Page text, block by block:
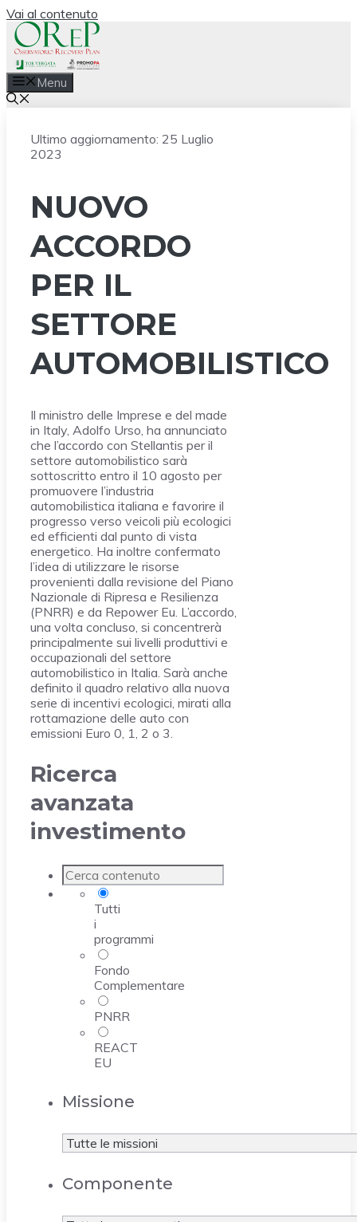
Vai al contenuto
Menu
Ultimo aggiornamento: 25 Luglio
2023
NUOVO
ACCORDO
PER IL
SETTORE
AUTOMOBILISTICO
Il ministro delle Imprese e del made
in Italy, Adolfo Urso, ha annunciato
che l’accordo con Stellantis per il
settore automobilistico sarà
sottoscritto entro il 10 agosto per
promuovere l’industria
automobilistica italiana e favorire il
progresso verso veicoli più ecologici
ed efficienti dal punto di vista
energetico. Ha inoltre confermato
l’idea di utilizzare le risorse
provenienti dalla revisione del Piano
Nazionale di Ripresa e Resilienza
(PNRR) e da Repower Eu. L’accordo,
una volta concluso, si concentrerà
principalmente sui livelli produttivi e
occupazionali del settore
automobilistico in Italia. Sarà anche
definito il quadro relativo alla nuova
serie di incentivi ecologici, mirati alla
rottamazione delle auto con
emissioni Euro 0, 1, 2 o 3.
Ricerca
avanzata
investimento
Tutti
i
programmi
Fondo
Complementare
PNRR
REACT
EU
Missione
Componente